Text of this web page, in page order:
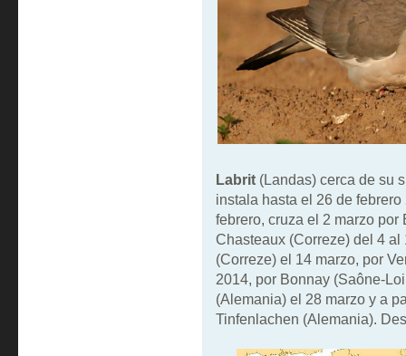
Labrit (Landas) cerca de su
instala hasta el 26 de
febrero, cruza el 2 marzo
Chasteaux (Correze) del 4
(Correze) el 14 marzo, por
2014, por Bonnay (Saône-
(Alemania) el 28 marzo y a
Tinfenlachen (Alemania).